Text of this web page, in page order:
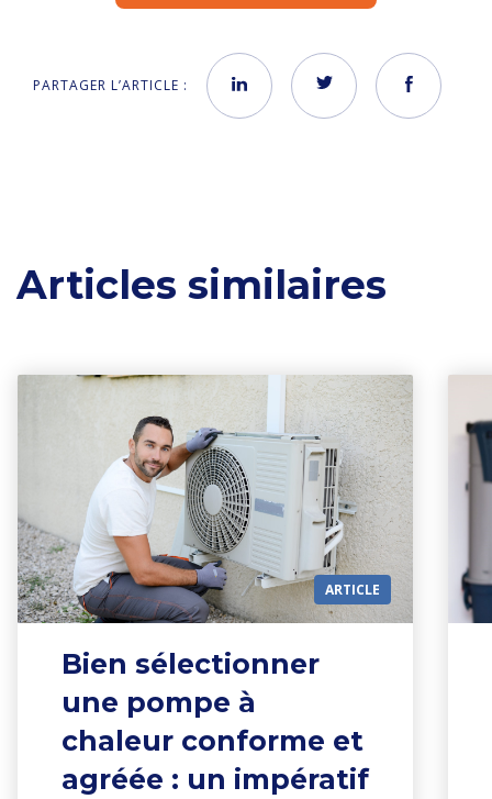
PARTAGER L’ARTICLE :
Articles similaires
ARTICLE
Bien sélectionner
une pompe à
chaleur conforme et
agréée : un impératif